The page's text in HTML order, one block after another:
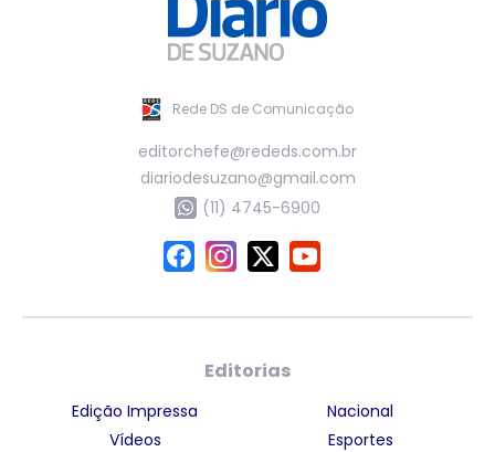
Rede DS de Comunicação
editorchefe@rededs.com.br
diariodesuzano@gmail.com
(11) 4745-6900
Editorias
Edição Impressa
Vídeos
Nacional
Esportes